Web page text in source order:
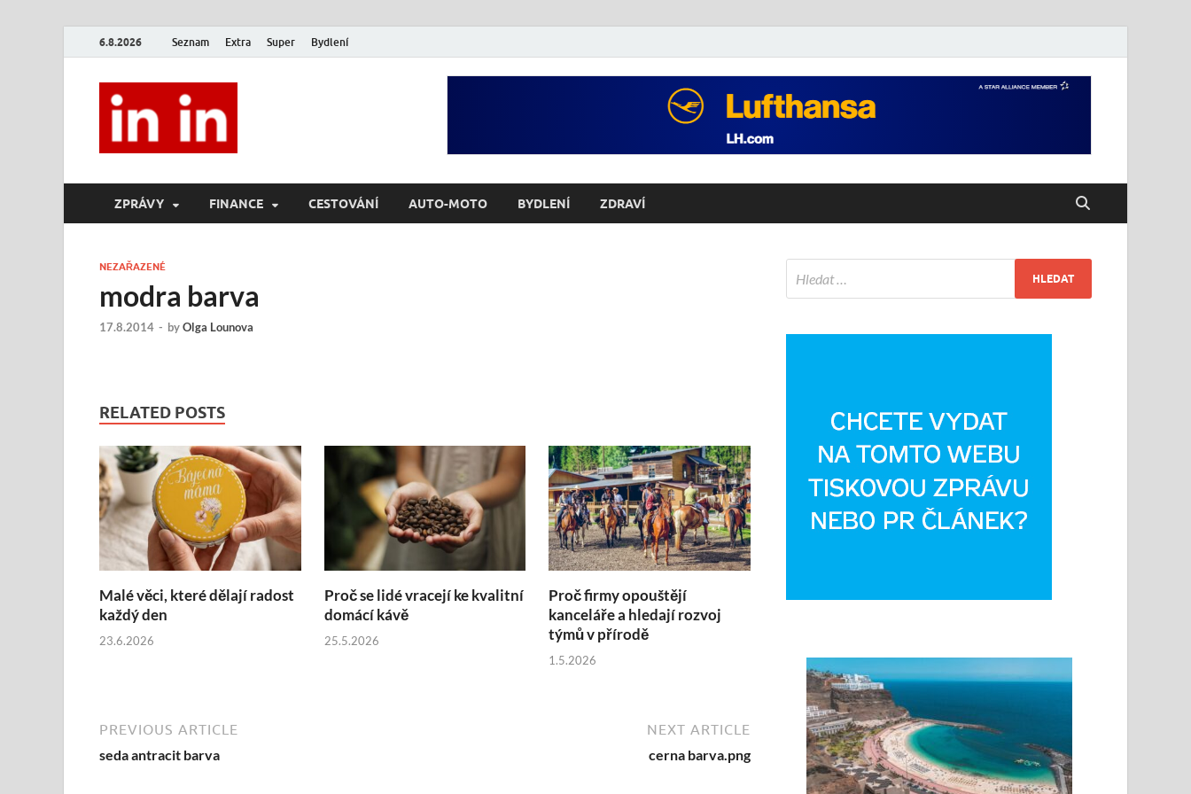
6.8.2026 Seznam Extra Super Bydlení
ZPRÁVY FINANCE CESTOVÁNÍ AUTO-MOTO BYDLENÍ ZDRAVÍ
NEZAŘAZENÉ
modra barva
17.8.2014 - byOlga Lounova
RELATED POSTS
Malé věci, které dělají radost
každý den
23.6.2026
Proč se lidé vracejí ke kvalitní
domácí kávě
25.5.2026
Proč firmy opouštějí
kanceláře a hledají rozvoj
týmů v přírodě
1.5.2026
PREVIOUS ARTICLE
seda antracit barva
NEXT ARTICLE
cerna barva.png